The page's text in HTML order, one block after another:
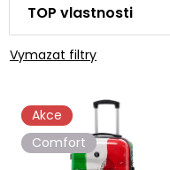
TOP vlastnosti
Vymazat filtry
Akce
Comfort